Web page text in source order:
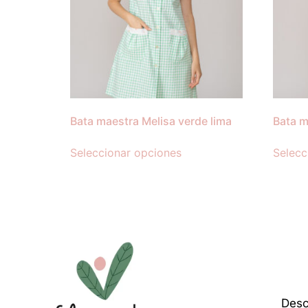
Bata maestra Melisa verde lima
Seleccionar opciones
Bata